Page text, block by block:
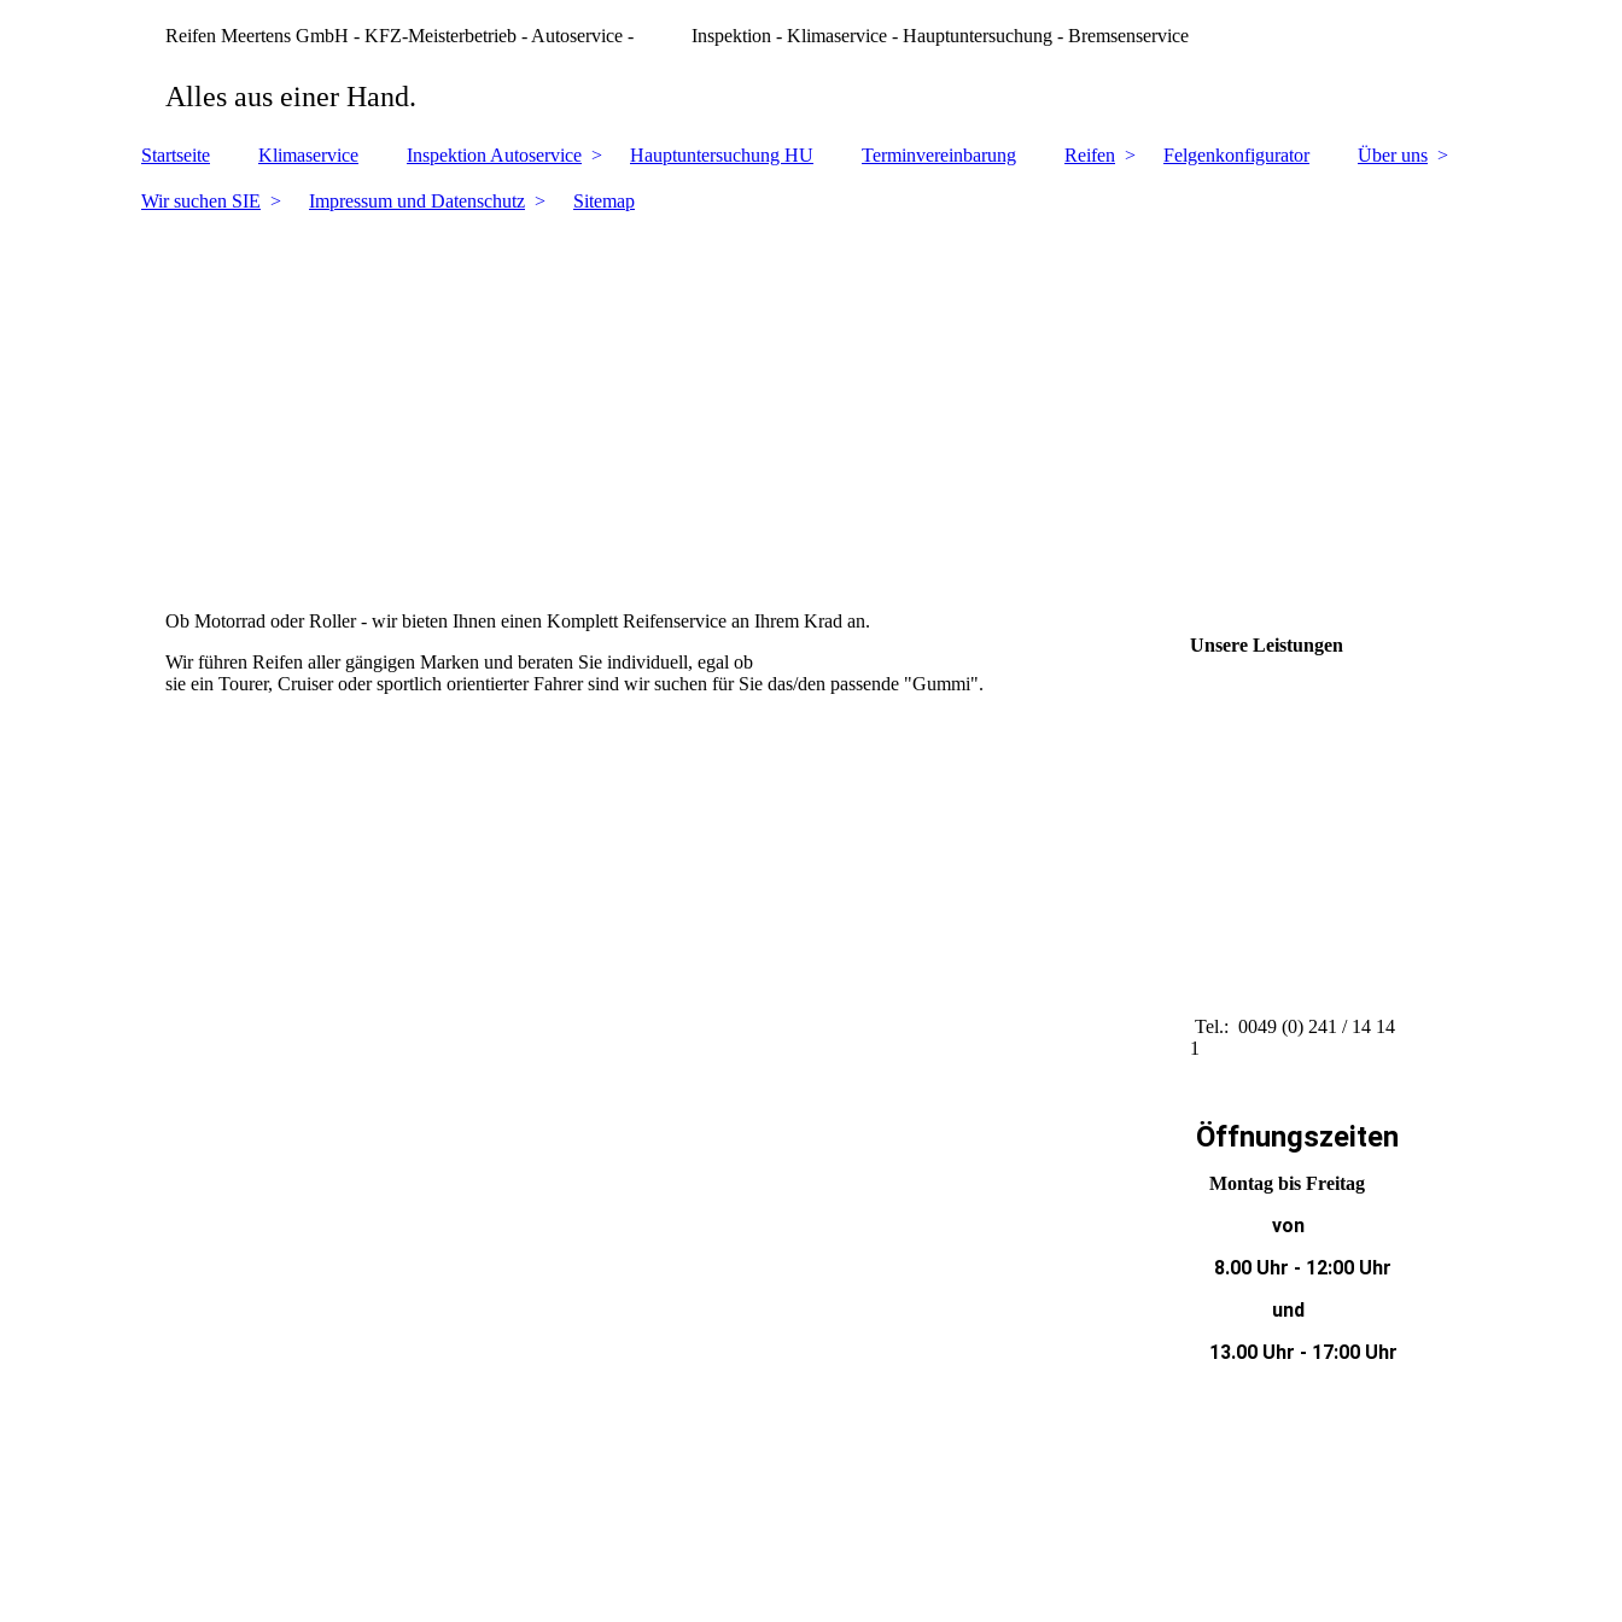
Reifen Meertens GmbH - KFZ-Meisterbetrieb - Autoservice - Inspektion - Klimaservice - Hauptuntersuchung - Bremsenservice
Alles aus einer Hand.
Startseite Klimaservice Inspektion Autoservice Hauptuntersuchung HU Terminvereinbarung Reifen Felgenkonfigurator Über uns
Wir suchen SIE Impressum und Datenschutz Sitemap
Ob Motorrad oder Roller - wir bieten Ihnen einen Komplett Reifenservice an Ihrem Krad an.
Wir führen Reifen aller gängigen Marken und beraten Sie individuell, egal ob
sie ein Tourer, Cruiser oder sportlich orientierter Fahrer sind wir suchen für Sie das/den passende "Gummi".
Unsere Leistungen
Tel.: 0049 (0) 241 / 14 14
1
Öffnungszeiten
Montag bis Freitag
von
8.00 Uhr - 12:00 Uhr
und
13.00 Uhr - 17:00 Uhr